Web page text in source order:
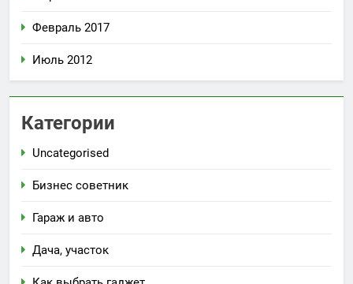
Февраль 2017
Июль 2012
Категории
Uncategorised
Бизнес советник
Гараж и авто
Дача, участок